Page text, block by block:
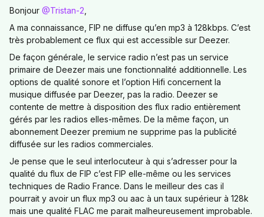
Bonjour @Tristan-2
A ma connaissance, FIP ne diffuse qu’en mp3 à 128kbps. C’est
très probablement ce flux qui est accessible sur Deezer.
De façon générale, le service radio n’est pas un service
primaire de Deezer mais une fonctionnalité additionnelle. Les
options de qualité sonore et l’option Hifi concernent la
musique diffusée par Deezer, pas la radio. Deezer se
contente de mettre à disposition des flux radio entièrement
gérés par les radios elles-mêmes. De la même façon, un
abonnement Deezer premium ne supprime pas la publicité
diffusée sur les radios commerciales.
Je pense que le seul interlocuteur à qui s’adresser pour la
qualité du flux de FIP c’est FIP elle-même ou les services
techniques de Radio France. Dans le meilleur des cas il
pourrait y avoir un flux mp3 ou aac à un taux supérieur à 128k
mais une qualité FLAC me parait malheureusement improbable.